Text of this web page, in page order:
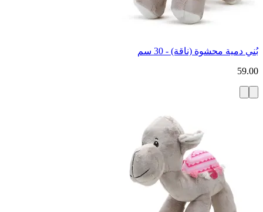
بُني دمية محشوة (ناقة) - 30 سم
59.00